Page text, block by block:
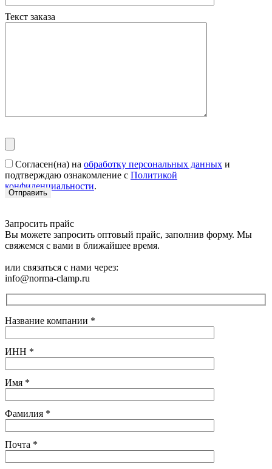
Текст заказа
Согласен(на) на обработку персональных данных и
подтверждаю ознакомление с Политикой
конфиденциальности.
Запросить прайс
Вы можете запросить оптовый прайс, заполнив форму. Мы
свяжемся с вами в ближайшее время.
или связаться с нами через:
info@norma-clamp.ru
Название компании *
ИНН *
Имя *
Фамилия *
Почта *